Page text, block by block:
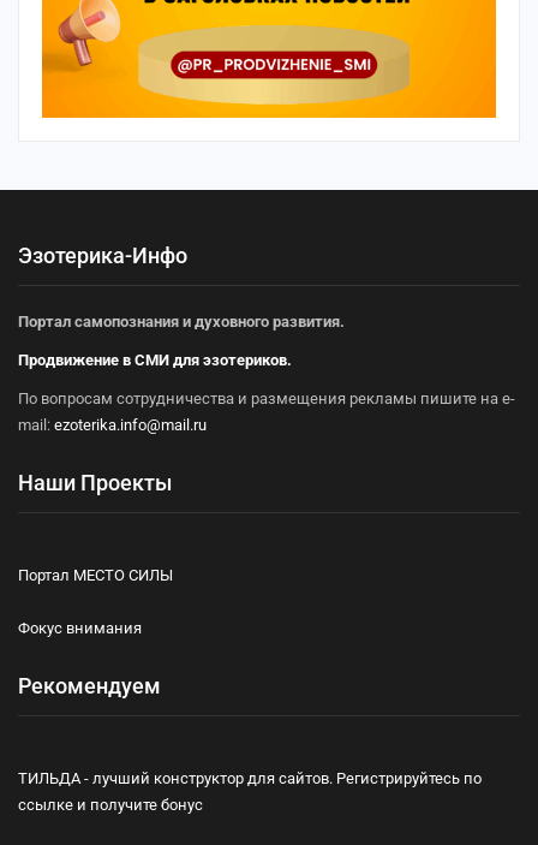
Эзотерика-Инфо
Портал самопознания и духовного развития.
Продвижение в СМИ для эзотериков.
По вопросам сотрудничества и размещения рекламы пишите на e-
mail: ezoterika.info@mail.ru
Наши Проекты
Портал МЕСТО СИЛЫ
Фокус внимания
Рекомендуем
ТИЛЬДА - лучший конструктор для сайтов. Регистрируйтесь по
ссылке и получите бонус